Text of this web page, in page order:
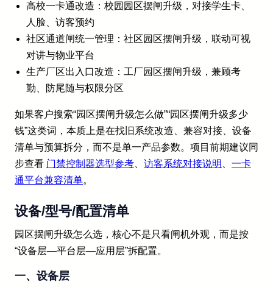
高校一卡通改造：校园园区摆闸升级，对接学生卡、
人脸、访客预约
社区通道闸统一管理：社区园区摆闸升级，联动可视
对讲与物业平台
生产厂区出入口改造：工厂园区摆闸升级，兼顾考
勤、防尾随与权限分区
如果客户搜索“园区摆闸升级怎么做”“园区摆闸升级多少
钱”这类词，本质上是在找旧系统改造、兼容对接、设备
清单与预算拆分，而不是单一产品参数。项目前期建议同
步查看 门禁控制器选型参考 访客系统对接说明
一卡
通平台兼容清单。
设备/型号/配置清单
园区摆闸升级怎么选，核心不是只看闸机外观，而是按
“设备层—平台层—应用层”拆配置。
一、设备层